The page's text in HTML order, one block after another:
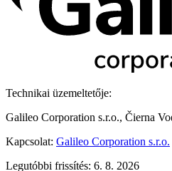
Technikai üzemeltetője:
Galileo Corporation s.r.o., Čierna
Kapcsolat: Galileo Corporation s.r.o.
Legutóbbi frissítés: 6. 8. 2026